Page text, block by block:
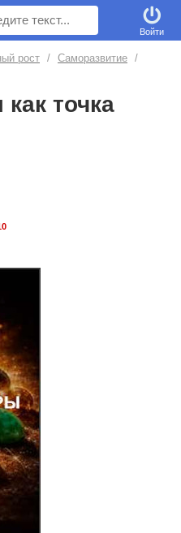
Войти
рост / Саморазвитие /
точка